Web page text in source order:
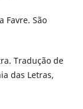
Favre. São
Tradução de
das Letras,